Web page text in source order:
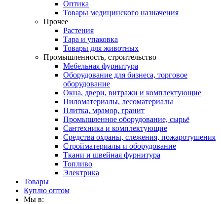
Оптика
Товары медицинского назначения
Прочее
Растения
Тара и упаковка
Товары для животных
Промышленность, строительство
Мебельная фурнитура
Оборудование для бизнеса, торговое
оборудование
Окна, двери, витражи и комплектующие
Пиломатериалы, лесоматериалы
Плитка, мрамор, гранит
Промышленное оборудование, сырьё
Сантехника и комплектующие
Средства охраны, слежения, пожаротушения
Стройматериалы и оборудование
Ткани и швейная фурнитура
Топливо
Электрика
Товары
Куплю оптом
Мы в: